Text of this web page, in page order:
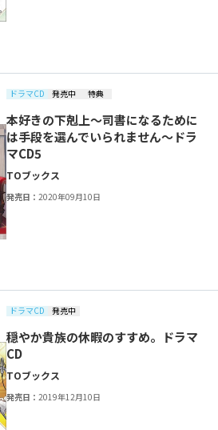
ドラマCD 発売中 特典
本好きの下剋上～司書になるために
は手段を選んでいられません～ドラ
マCD5
TOブックス
発売日：2020年09月10日
ドラマCD 発売中
穏やか貴族の休暇のすすめ。ドラマ
CD
TOブックス
発売日：2019年12月10日